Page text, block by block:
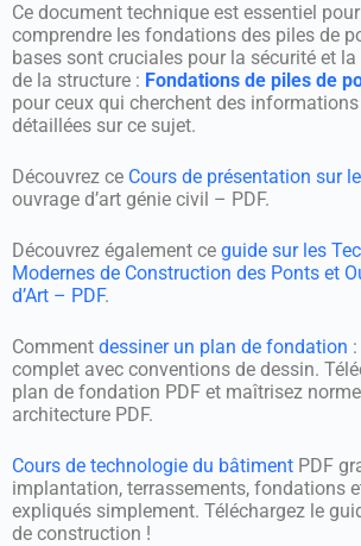
Ce document technique est essentiel pour
comprendre les fondations des piles de
bases sont cruciales pour la sécurité et
de la structure : Fondations de piles de
pour ceux qui cherchent des
détaillées sur ce sujet.
Découvrez ce Cours de présentation sur
ouvrage d’art génie civil – PDF.
Découvrez également ce guide sur les
Modernes de Construction des Ponts et
d’Art – PDF.
Comment dessiner un plan de fondation
complet avec conventions de dessin.
plan de fondation PDF et maîtrisez
architecture PDF.
Cours de technologie du bâtiment PDF
implantation, terrassements, fondations
expliqués simplement. Téléchargez le
de construction !